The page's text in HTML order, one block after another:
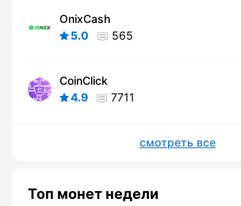
OnixCash
5.0
565
CoinClick
4.9
7711
смотреть все
Топ монет недели